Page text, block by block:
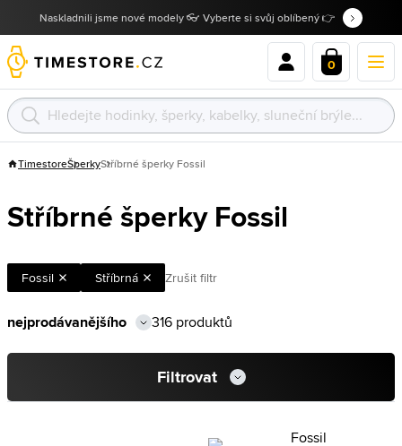
Naskladnili jsme nové modely 👓 Vyberte si svůj oblíbený 👉
0
TimestoreŠperkyStříbrné šperky Fossil
Stříbrné šperky Fossil
Fossil Stříbrná Zrušit filtr
316 produktů
Filtrovat